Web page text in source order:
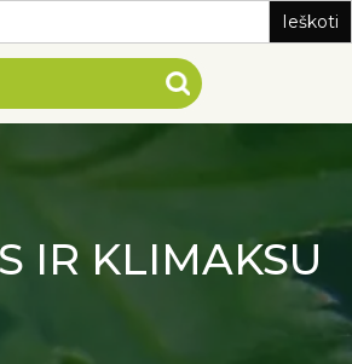
IR KLIMAKSU